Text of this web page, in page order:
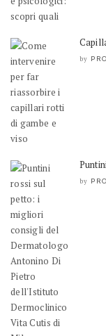
by
by